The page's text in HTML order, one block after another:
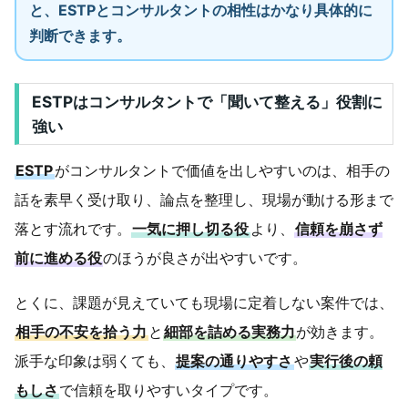
と、ESTPとコンサルタントの相性はかなり具体的に
判断できます。
ESTPはコンサルタントで「聞いて整える」役割に
強い
ESTPがコンサルタントで価値を出しやすいのは、相手の
話を素早く受け取り、論点を整理し、現場が動ける形まで
落とす流れです。 一気に押し切る役より、 信頼を崩さず
前に進める役のほうが良さが出やすいです。
とくに、課題が見えていても現場に定着しない案件では、
相手の不安を拾う力と細部を詰める実務力が効きます。
派手な印象は弱くても、 提案の通りやすさや実行後の頼
もしさで信頼を取りやすいタイプです。